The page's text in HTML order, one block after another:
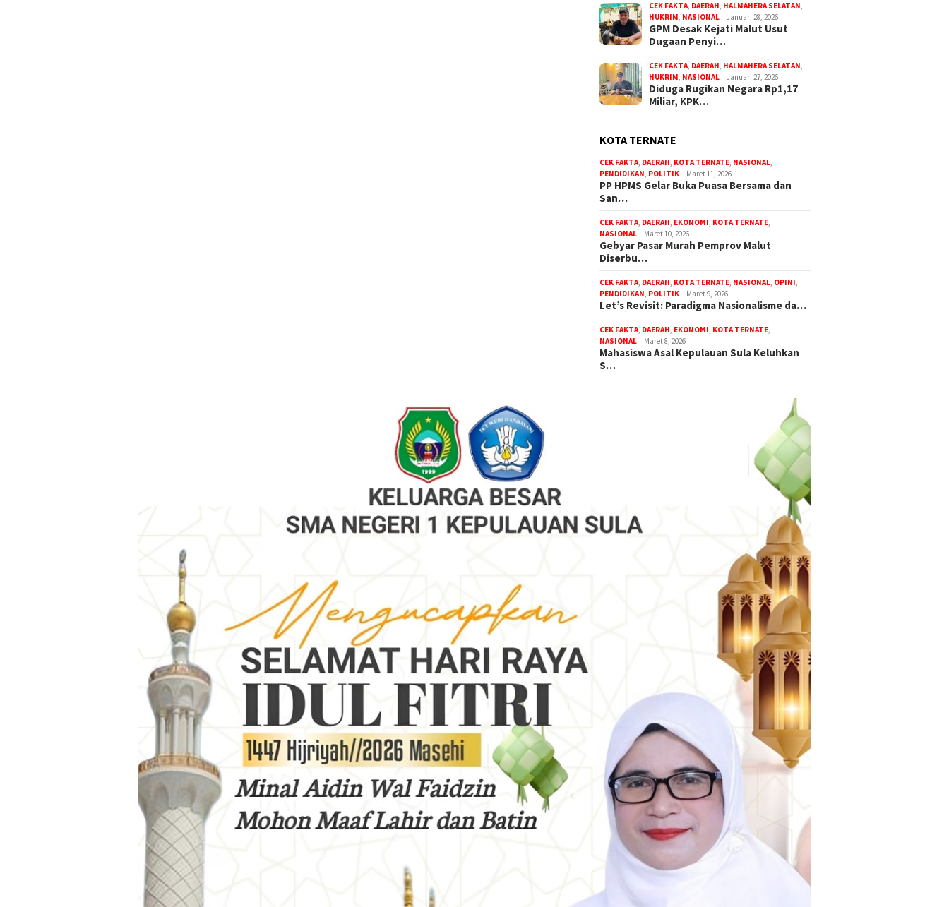
CEK FAKTA, DAERAH, HALMAHERA SELATAN,
HUKRIM, NASIONAL Januari 28, 2026
GPM Desak Kejati Malut Usut
Dugaan Penyi…
CEK FAKTA, DAERAH, HALMAHERA SELATAN,
HUKRIM, NASIONAL Januari 27, 2026
Diduga Rugikan Negara Rp1,17
Miliar, KPK…
KOTA TERNATE
CEK FAKTA, DAERAH, KOTA TERNATE, NASIONAL,
PENDIDIKAN, POLITIK Maret 11, 2026
PP HPMS Gelar Buka Puasa Bersama dan
San…
CEK FAKTA, DAERAH, EKONOMI, KOTA TERNATE,
NASIONAL
Maret 10, 2026
Gebyar Pasar Murah Pemprov Malut
Diserbu…
CEK FAKTA, DAERAH, KOTA TERNATE, NASIONAL, OPINI,
PENDIDIKAN, POLITIK Maret 9, 2026
Let’s Revisit: Paradigma Nasionalisme da…
CEK FAKTA, DAERAH, EKONOMI, KOTA TERNATE,
NASIONAL
Maret 8, 2026
Mahasiswa Asal Kepulauan Sula Keluhkan
S…